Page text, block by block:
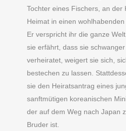
Tochter eines Fischers, an der
Heimat in einen wohlhabenden
Er verspricht ihr die ganze
sie erfährt, dass sie
verheiratet, weigert sie sich,
bestechen zu lassen.
sie den Heiratsantrag eines
sanftmütigen koreanischen
der auf dem Weg nach Japan
Bruder ist.